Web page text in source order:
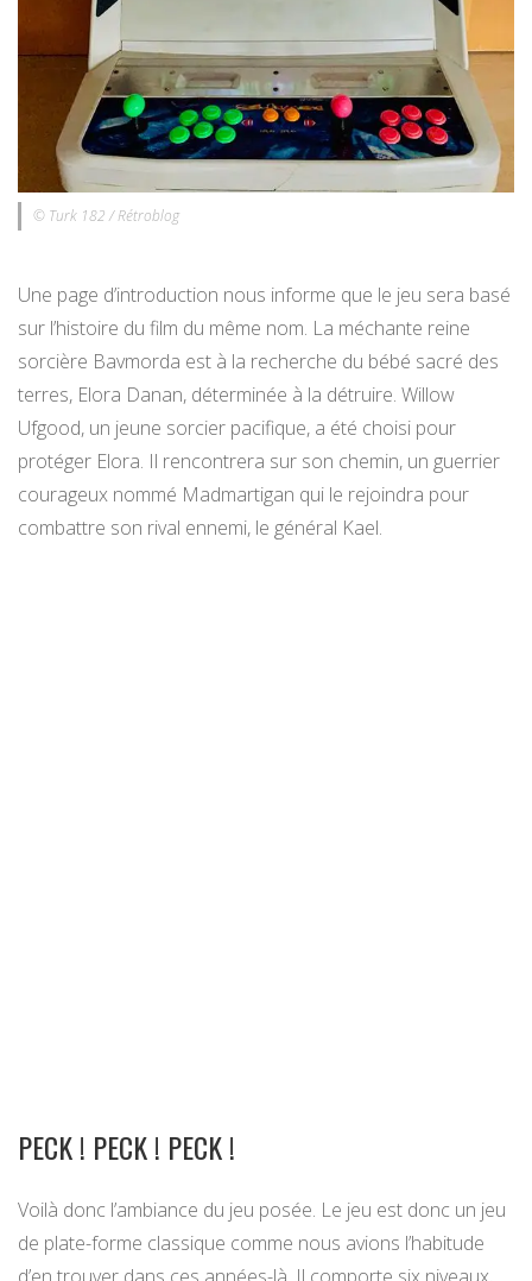
© Turk 182 / Rétroblog
Une page d’introduction nous informe que le jeu sera basé
sur l’histoire du film du même nom. La méchante reine
sorcière Bavmorda est à la recherche du bébé sacré des
terres, Elora Danan, déterminée à la détruire. Willow
Ufgood, un jeune sorcier pacifique, a été choisi pour
protéger Elora. Il rencontrera sur son chemin, un guerrier
courageux nommé Madmartigan qui le rejoindra pour
combattre son rival ennemi, le général Kael.
PECK ! PECK ! PECK !
Voilà donc l’ambiance du jeu posée. Le jeu est donc un jeu
de plate-forme classique comme nous avions l’habitude
d’en trouver dans ces années-là. Il comporte six niveaux,